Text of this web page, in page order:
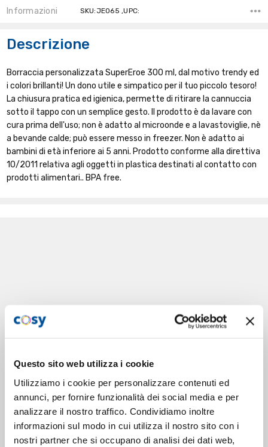
Questo sito web utilizza i cookie
Utilizziamo i cookie per personalizzare contenuti ed
annunci, per fornire funzionalità dei social media e per
analizzare il nostro traffico. Condividiamo inoltre
informazioni sul modo in cui utilizza il nostro sito con i
nostri partner che si occupano di analisi dei dati web,
Informazioni SKU:JE065 ,UPC:
Descrizione
Borraccia personalizzata SuperEroe 300 ml, dal motivo trendy ed
i colori brillanti! Un dono utile e simpatico per il tuo piccolo tesoro!
La chiusura pratica ed igienica, permette di ritirare la cannuccia
sotto il tappo con un semplice gesto. Il prodotto è da lavare con
cura prima dell'uso; non è adatto al microonde e a lavastoviglie, nè
a bevande calde; può essere messo in freezer. Non è adatto ai
bambini di età inferiore ai 5 anni. Prodotto conforme alla direttiva
10/2011 relativa agli oggetti in plastica destinati al contatto con
prodotti alimentari.. BPA free.